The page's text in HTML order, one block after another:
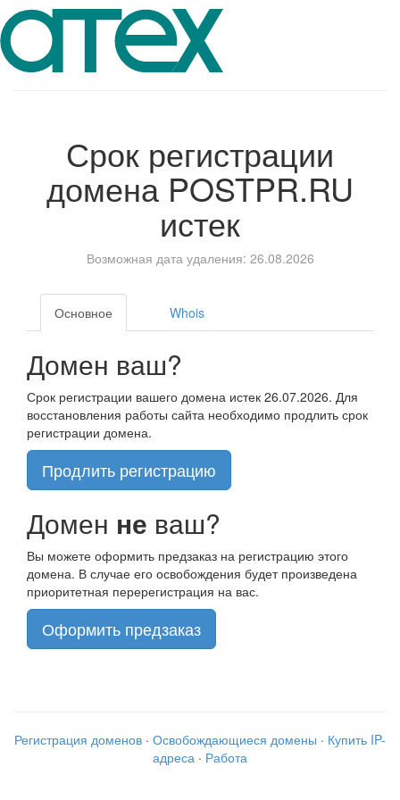
Срок регистрации
домена POSTPR.RU
истек
Возможная дата удаления: 26.08.2026
Основное Whois
Домен ваш?
Срок регистрации вашего домена истек 26.07.2026. Для
восстановления работы сайта необходимо продлить срок
регистрации домена.
Продлить регистрацию
Домен не ваш?
Вы можете оформить предзаказ на регистрацию этого
домена. В случае его освобождения будет произведена
приоритетная перерегистрация на вас.
Оформить предзаказ
Регистрация доменов · Освобождающиеся домены · Купить IP-
адреса · Работа